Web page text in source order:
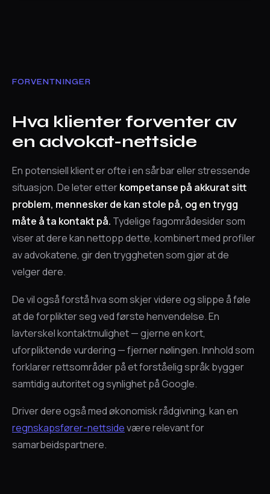
FORVENTNINGER
Hva klienter forventer av
en advokat-nettside
En potensiell klient er ofte i en sårbar eller stressende
situasjon. De leter etterkompetanse på akkurat sitt
problem, mennesker de kan stole på, og en trygg
måte å ta kontakt på. Tydelige fagområdesider som
viser at dere kan nettopp dette, kombinert med profiler
av advokatene, gir den tryggheten som gjør at de
velger dere.
De vil også forstå hva som skjer videre og slippe å føle
at de forplikter seg ved første henvendelse. En
lavterskel kontaktmulighet — gjerne en kort,
uforpliktende vurdering — fjerner nølingen. Innhold som
forklarer rettsområder på et forståelig språk bygger
samtidig autoritet og synlighet på Google.
Driver dere også med økonomisk rådgivning, kan en
regnskapsfører-nettsidevære relevant for
samarbeidspartnere.